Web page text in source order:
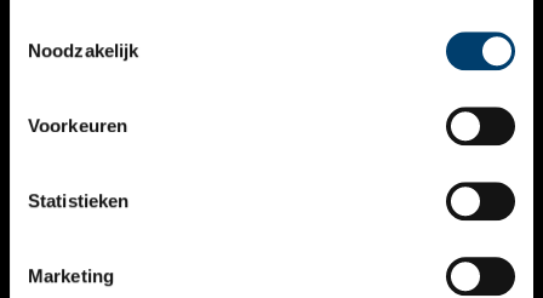
Noodzakelijk
Voorkeuren
Statistieken
Marketing
VERHALEN
KALENDER
THEMA’S
VIDEO’S